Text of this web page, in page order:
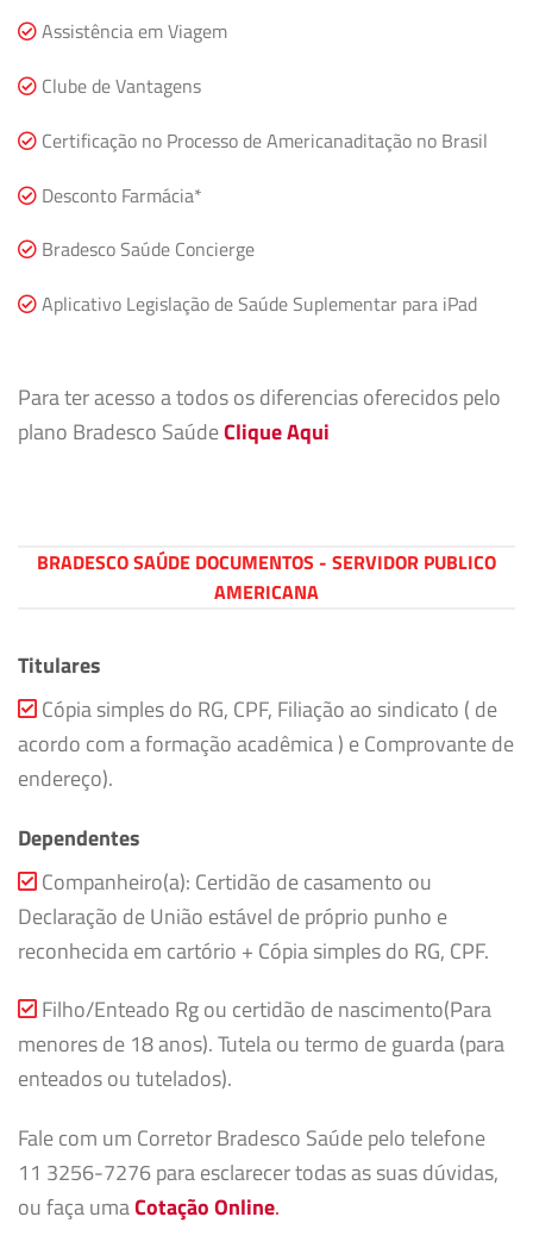
Assistência em Viagem
Clube de Vantagens
Certificação no Processo de Americanaditação no Brasil
Desconto Farmácia*
Bradesco Saúde Concierge
Aplicativo Legislação de Saúde Suplementar para iPad
Para ter acesso a todos os diferencias oferecidos pelo
plano Bradesco SaúdeClique Aqui
BRADESCO SAÚDE DOCUMENTOS - SERVIDOR PUBLICO
AMERICANA
Titulares
Cópia simples do RG, CPF, Filiação ao sindicato ( de
acordo com a formação acadêmica ) e Comprovante de
endereço).
Dependentes
Companheiro(a): Certidão de casamento ou
Declaração de União estável de próprio punho e
reconhecida em cartório + Cópia simples do RG, CPF.
Filho/Enteado Rg ou certidão de nascimento(Para
menores de 18 anos). Tutela ou termo de guarda (para
enteados ou tutelados).
Fale com um Corretor Bradesco Saúde pelo telefone
11 3256-7276 para esclarecer todas as suas dúvidas,
ou faça umaCotação Online.